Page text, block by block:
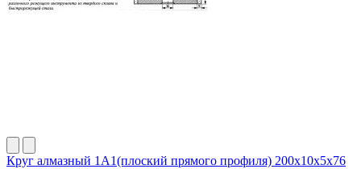
Круг алмазный 1А1(плоский прямого профиля) 200х10х5х76